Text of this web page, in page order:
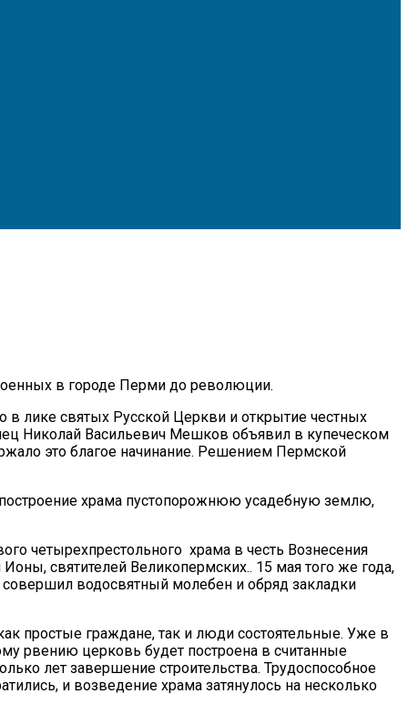
в городе Перми до революции.
лике святых Русской Церкви и открытие честных
Николай Васильевич Мешков объявил в купеческом
это благое начинание. Решением Пермской
храма пустопорожнюю усадебную землю,
четырехпрестольного храма в честь Вознесения
святителей Великопермских.. 15 мая того же года,
водосвятный молебен и обряд закладки
простые граждане, так и люди состоятельные. Уже в
рвению церковь будет построена в считанные
лет завершение строительства. Трудоспособное
и возведение храма затянулось на несколько